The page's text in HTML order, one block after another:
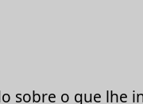
sobre o que lhe